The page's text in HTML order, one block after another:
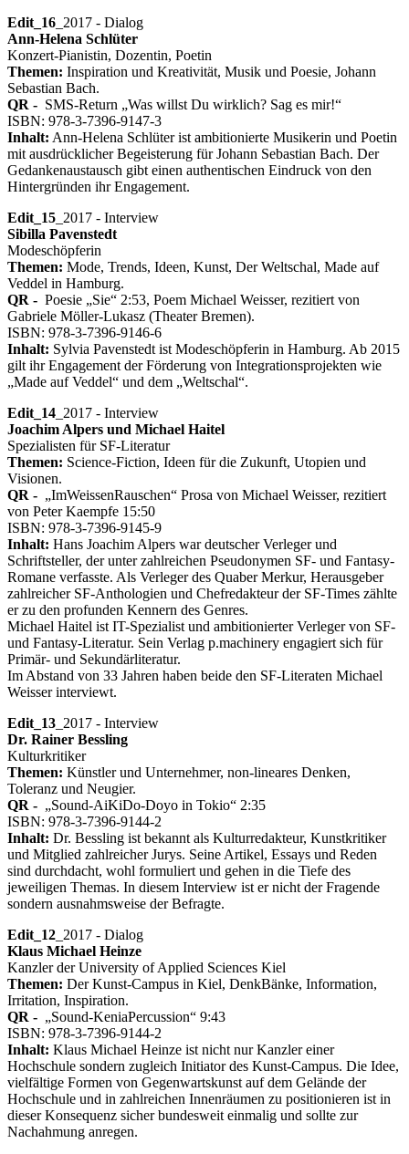
Edit_16 _2017 - Dialog
Ann-Helena Schlüter
Konzert-Pianistin, Dozentin, Poetin
Themen: Inspiration und Kreativität, Musik und Poesie, Johann
Sebastian Bach.
QR - SMS-Return „Was willst Du wirklich? Sag es mir!“
ISBN: 978-3-7396-9147-3
Inhalt: Ann-Helena Schlüter ist ambitionierte Musikerin und Poetin
mit ausdrücklicher Begeisterung für Johann Sebastian Bach. Der
Gedankenaustausch gibt einen authentischen Eindruck von den
Hintergründen ihr Engagement.
Edit_15 _2017 - Interview
Sibilla Pavenstedt
Modeschöpferin
Themen: Mode, Trends, Ideen, Kunst, Der Weltschal, Made auf
Veddel in Hamburg.
QR - Poesie „Sie“ 2:53, Poem Michael Weisser, rezitiert von
Gabriele Möller-Lukasz (Theater Bremen).
ISBN: 978-3-7396-9146-6
Inhalt: Sylvia Pavenstedt ist Modeschöpferin in Hamburg. Ab 2015
gilt ihr Engagement der Förderung von Integrationsprojekten wie
„Made auf Veddel“ und dem „Weltschal“.
Edit_14 _2017 - Interview
Joachim Alpers und Michael Haitel
Spezialisten für SF-Literatur
Themen: Science-Fiction, Ideen für die Zukunft, Utopien und
Visionen.
QR - „ImWeissenRauschen“ Prosa von Michael Weisser, rezitiert
von Peter Kaempfe 15:50
ISBN: 978-3-7396-9145-9
Inhalt: Hans Joachim Alpers war deutscher Verleger und
Schriftsteller, der unter zahlreichen Pseudonymen SF- und Fantasy-
Romane verfasste. Als Verleger des Quaber Merkur, Herausgeber
zahlreicher SF-Anthologien und Chefredakteur der SF-Times zählte
er zu den profunden Kennern des Genres.
Michael Haitel ist IT-Spezialist und ambitionierter Verleger von SF-
und Fantasy-Literatur. Sein Verlag p.machinery engagiert sich für
Primär- und Sekundärliteratur.
Im Abstand von 33 Jahren haben beide den SF-Literaten Michael
Weisser interviewt.
Edit_13 _2017 - Interview
Dr. Rainer Bessling
Kulturkritiker
Themen: Künstler und Unternehmer, non-lineares Denken,
Toleranz und Neugier.
QR - „Sound-AiKiDo-Doyo in Tokio“ 2:35
ISBN: 978-3-7396-9144-2
Inhalt: Dr. Bessling ist bekannt als Kulturredakteur, Kunstkritiker
und Mitglied zahlreicher Jurys. Seine Artikel, Essays und Reden
sind durchdacht, wohl formuliert und gehen in die Tiefe des
jeweiligen Themas. In diesem Interview ist er nicht der Fragende
sondern ausnahmsweise der Befragte.
Edit_12 _2017 - Dialog
Klaus Michael Heinze
Kanzler der University of Applied Sciences Kiel
Themen: Der Kunst-Campus in Kiel, DenkBänke, Information,
Irritation, Inspiration.
QR - „Sound-KeniaPercussion“ 9:43
ISBN: 978-3-7396-9144-2
Inhalt: Klaus Michael Heinze ist nicht nur Kanzler einer
Hochschule sondern zugleich Initiator des Kunst-Campus. Die Idee,
vielfältige Formen von Gegenwartskunst auf dem Gelände der
Hochschule und in zahlreichen Innenräumen zu positionieren ist in
dieser Konsequenz sicher bundesweit einmalig und sollte zur
Nachahmung anregen.